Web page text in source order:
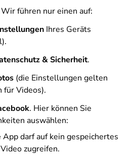
führen nur einen auf:
Ihres Geräts
& Sicherheit.
(die Einstellungen gelten
für Videos).
. Hier können Sie
auswählen:
App darf auf kein gespeichertes
zugreifen.